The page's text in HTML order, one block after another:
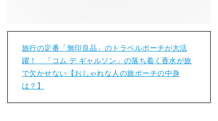
旅行の定番「無印良品」のトラベルポーチが大活
躍！ 「コム デ ギャルソン」の落ち着く香水が旅
で欠かせない【おしゃれな人の旅ポーチの中身
は？】